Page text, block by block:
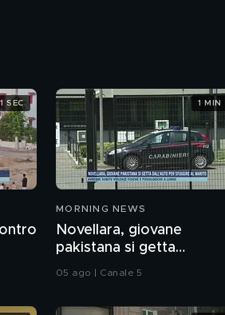
SEC
MORNING NEWS
Novellara, giovane
pakistana si getta
dall'auto per sfuggire al
05 ago | Canale 5
1 MIN